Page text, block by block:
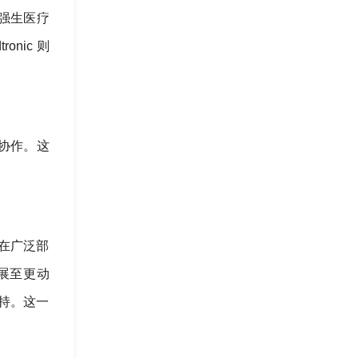
生医疗
则
作。这
广泛部
至更动
。这一